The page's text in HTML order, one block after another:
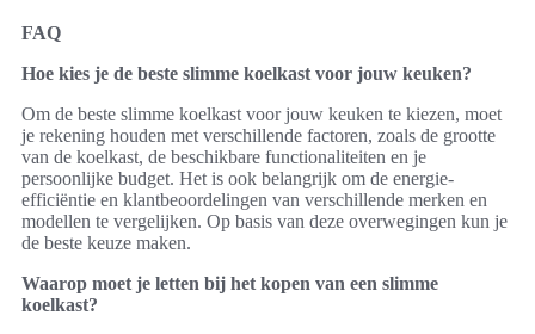
FAQ
Hoe kies je de beste slimme koelkast voor jouw keuken?
Om de beste slimme koelkast voor jouw keuken te kiezen, moet
je rekening houden met verschillende factoren, zoals de grootte
van de koelkast, de beschikbare functionaliteiten en je
persoonlijke budget. Het is ook belangrijk om de energie-
efficiëntie en klantbeoordelingen van verschillende merken en
modellen te vergelijken. Op basis van deze overwegingen kun je
de beste keuze maken.
Waarop moet je letten bij het kopen van een slimme
koelkast?